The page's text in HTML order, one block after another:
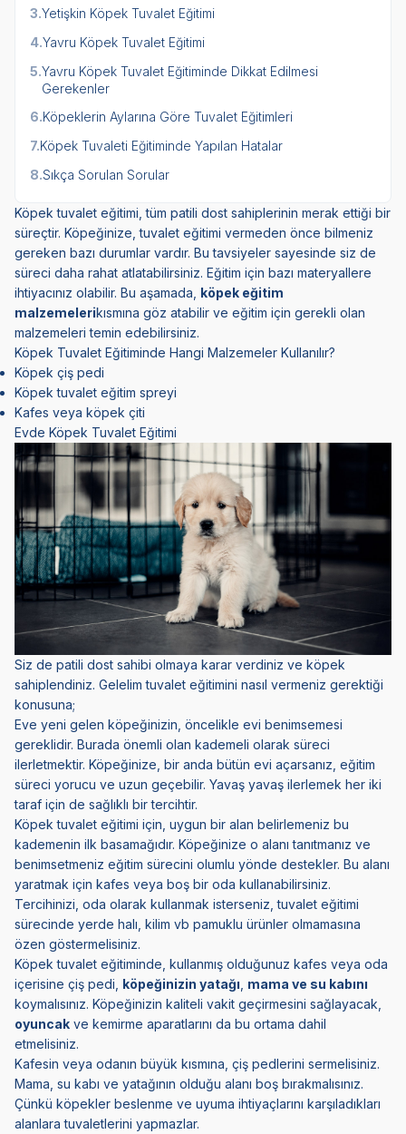
3.Yetişkin Köpek Tuvalet Eğitimi
4.Yavru Köpek Tuvalet Eğitimi
5.Yavru Köpek Tuvalet Eğitiminde Dikkat Edilmesi
Gerekenler
6.Köpeklerin Aylarına Göre Tuvalet Eğitimleri
7.Köpek Tuvaleti Eğitiminde Yapılan Hatalar
8.Sıkça Sorulan Sorular
Köpek tuvalet eğitimi, tüm patili dost sahiplerinin merak ettiği bir
süreçtir. Köpeğinize, tuvalet eğitimi vermeden önce bilmeniz
gereken bazı durumlar vardır. Bu tavsiyeler sayesinde siz de
süreci daha rahat atlatabilirsiniz. Eğitim için bazı materyallere
ihtiyacınız olabilir. Bu aşamada, köpek eğitim
malzemelerikısmına göz atabilir ve eğitim için gerekli olan
malzemeleri temin edebilirsiniz.
Köpek Tuvalet Eğitiminde Hangi Malzemeler Kullanılır?
Köpek çiş pedi
Köpek tuvalet eğitim spreyi
Kafes veya köpek çiti
Evde Köpek Tuvalet Eğitimi
Siz de patili dost sahibi olmaya karar verdiniz ve köpek
sahiplendiniz. Gelelim tuvalet eğitimini nasıl vermeniz gerektiği
konusuna;
Eve yeni gelen köpeğinizin, öncelikle evi benimsemesi
gereklidir. Burada önemli olan kademeli olarak süreci
ilerletmektir. Köpeğinize, bir anda bütün evi açarsanız, eğitim
süreci yorucu ve uzun geçebilir. Yavaş yavaş ilerlemek her iki
taraf için de sağlıklı bir tercihtir.
Köpek tuvalet eğitimi için, uygun bir alan belirlemeniz bu
kademenin ilk basamağıdır. Köpeğinize o alanı tanıtmanız ve
benimsetmeniz eğitim sürecini olumlu yönde destekler. Bu alanı
yaratmak için kafes veya boş bir oda kullanabilirsiniz.
Tercihinizi, oda olarak kullanmak isterseniz, tuvalet eğitimi
sürecinde yerde halı, kilim vb pamuklu ürünler olmamasına
özen göstermelisiniz.
Köpek tuvalet eğitiminde, kullanmış olduğunuz kafes veya oda
içerisine çiş pedi, köpeğinizin yatağı mama ve su kabını
koymalısınız. Köpeğinizin kaliteli vakit geçirmesini sağlayacak,
oyuncak ve kemirme aparatlarını da bu ortama dahil
etmelisiniz.
Kafesin veya odanın büyük kısmına, çiş pedlerini sermelisiniz.
Mama, su kabı ve yatağının olduğu alanı boş bırakmalısınız.
Çünkü köpekler beslenme ve uyuma ihtiyaçlarını karşıladıkları
alanlara tuvaletlerini yapmazlar.